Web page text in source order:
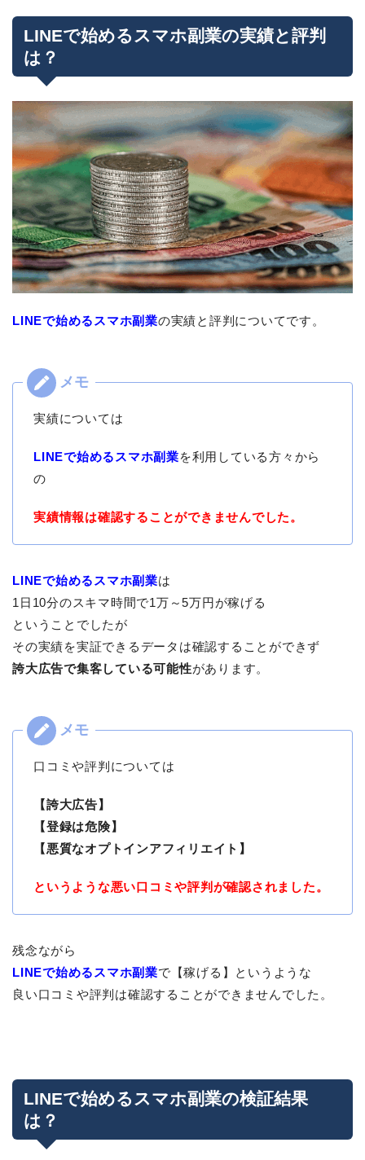
LINEで始めるスマホ副業の実績と評判
は？
LINEで始めるスマホ副業の実績と評判についてです。
実績については
LINEで始めるスマホ副業を利用している方々から
の
実績情報は確認することができませんでした。
LINEで始めるスマホ副業は
1日10分のスキマ時間で1万～5万円が稼げる
ということでしたが
その実績を実証できるデータは確認することができず
誇大広告で集客している可能性があります。
口コミや評判については
【誇大広告】
【登録は危険】
【悪質なオプトインアフィリエイト】
というような悪い口コミや評判が確認されました。
残念ながら
LINEで始めるスマホ副業で【稼げる】というような
良い口コミや評判は確認することができませんでした。
LINEで始めるスマホ副業の検証結果
は？